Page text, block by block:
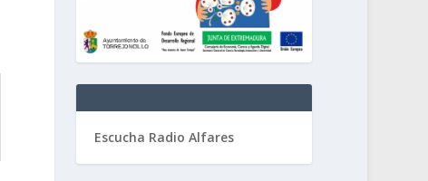
Escucha Radio Alfares